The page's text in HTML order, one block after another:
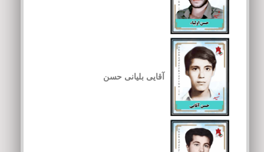
آقایی بلیانی حسن